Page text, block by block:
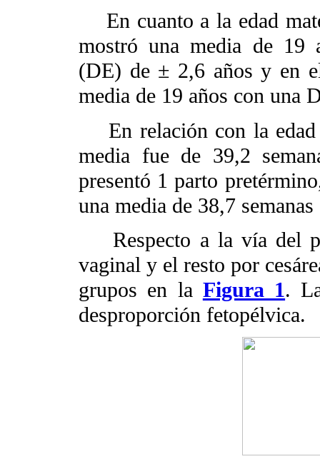
En cuanto a la edad
mostró una media de 19
(DE) de ± 2,6 años y en
media de 19 años con una
En relación con la edad
media fue de 39,2
presentó 1 parto
una media de 38,7
Respecto a la vía del
vaginal y el resto por
grupos en la Figura 1.
desproporción fetopélvica.